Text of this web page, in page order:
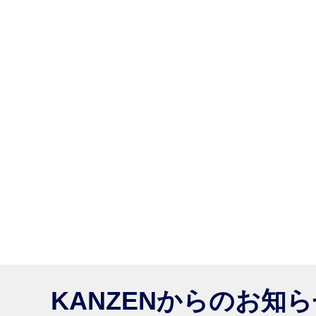
KANZENからのお知